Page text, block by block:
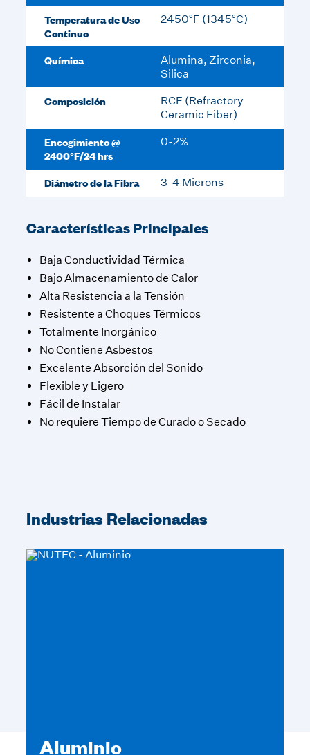
Temperatura de Uso
Continuo
2450°F (1345°C)
Química
Alumina, Zirconia,
Silica
Composición
RCF (Refractory
Ceramic Fiber)
Encogimiento @
2400°F/24 hrs
0-2%
Diámetro de la Fibra 3-4 Microns
Características Principales
Baja Conductividad Térmica
Bajo Almacenamiento de Calor
Alta Resistencia a la Tensión
Resistente a Choques Térmicos
Totalmente Inorgánico
No Contiene Asbestos
Excelente Absorción del Sonido
Flexible y Ligero
Fácil de Instalar
No requiere Tiempo de Curado o Secado
Industrias Relacionadas
Aluminio